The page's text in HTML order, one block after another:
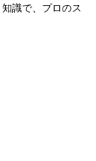
識で、プロのス